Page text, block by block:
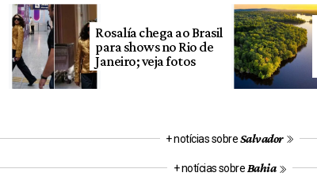
Rosalía chega ao Brasil
para shows no Rio de
Janeiro; veja fotos
+ notícias sobreSalvador
+ notícias sobreBahia